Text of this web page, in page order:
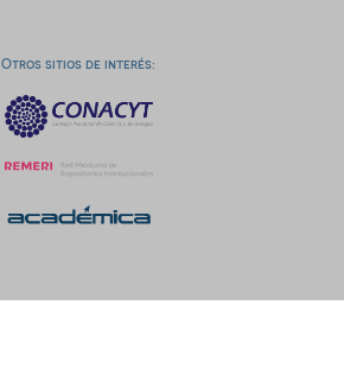
Otros sitios de interés: